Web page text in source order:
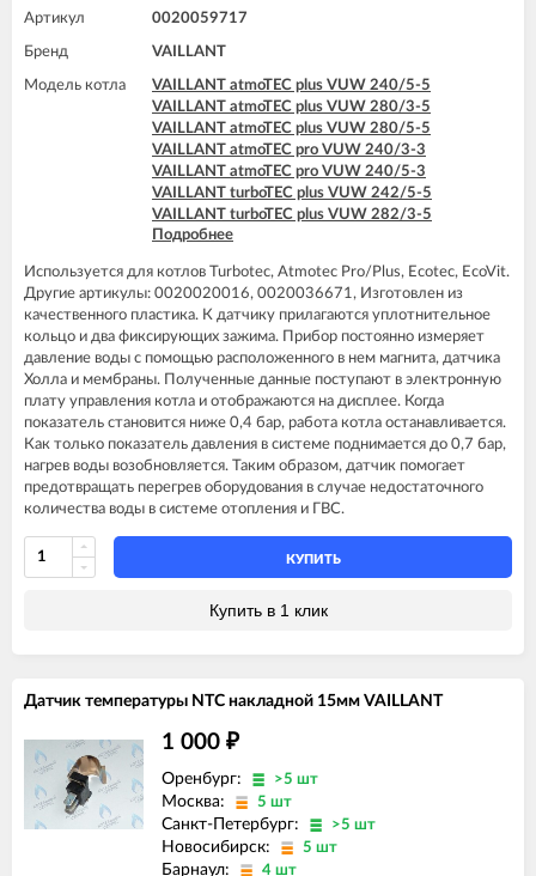
Артикул 0020059717
Бренд VAILLANT
Модель котла
VAILLANT atmoTEC plus VUW 240/5-5
VAILLANT atmoTEC plus VUW 280/3-5
VAILLANT atmoTEC plus VUW 280/5-5
VAILLANT atmoTEC pro VUW 240/3-3
VAILLANT atmoTEC pro VUW 240/5-3
VAILLANT turboTEC plus VUW 242/5-5
VAILLANT turboTEC plus VUW 282/3-5
VAILLANT turboTEC plus VUW 282/5-5
VAILLANT turboTEC plus VUW 362/3-5
VAILLANT turboTEC pro VUW 242/3-3
VAILLANT turboTEC pro VUW 242/5-3
Подробнее
Используется для котлов Turbotec, Atmotec Pro/Plus, Ecotec, EcoVit.
Другие артикулы: 0020020016, 0020036671, Изготовлен из
качественного пластика. К датчику прилагаются уплотнительное
кольцо и два фиксирующих зажима. Прибор постоянно измеряет
давление воды с помощью расположенного в нем магнита, датчика
Холла и мембраны. Полученные данные поступают в электронную
плату управления котла и отображаются на дисплее. Когда
показатель становится ниже 0,4 бар, работа котла останавливается.
Как только показатель давления в системе поднимается до 0,7 бар,
нагрев воды возобновляется. Таким образом, датчик помогает
предотвращать перегрев оборудования в случае недостаточного
количества воды в системе отопления и ГВС.
КУПИТЬ
Купить в 1 клик
Датчик температуры NTC накладной 15мм VAILLANT
1 000 ₽
Оренбург: >5 шт
Москва: 5 шт
Санкт-Петербург: >5 шт
Новосибирск: 5 шт
Барнаул: 4 шт